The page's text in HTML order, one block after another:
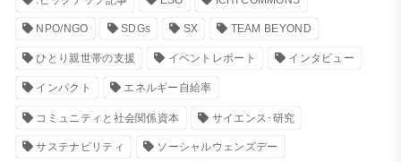
NPO/NGO SDGs SX TEAM BEYOND
ひとり親世帯の支援 イベントレポート インタビュー
インパクト エネルギー自給率
コミュニティと社会関係資本 サイエンス･研究
サステナビリティ ソーシャルウェンズデー